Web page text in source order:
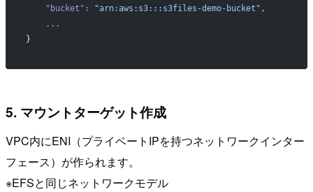
    "bucket"
:
"arn:aws:s3:::s3files-demo-bucket",
    ...
}
5. マウントターゲット作成
VPC内にENI（プライベートIPを持つネットワークインター
フェース）が作られます。
※EFSと同じネットワークモデル